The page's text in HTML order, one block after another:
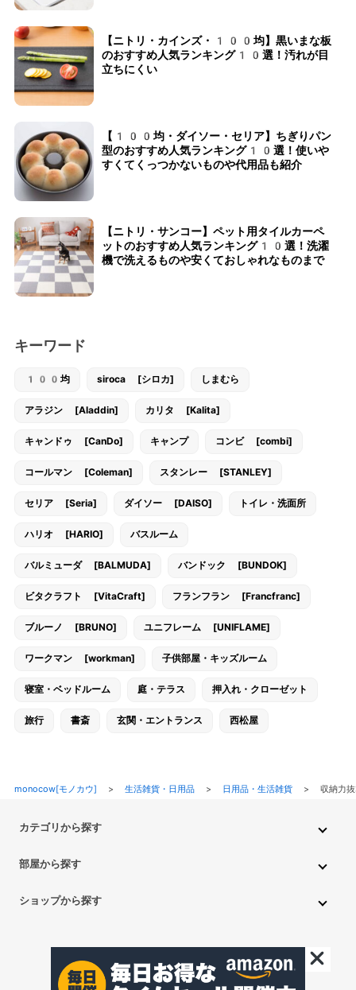
【ニトリ・カインズ・100均】黒いまな板
のおすすめ人気ランキング10選！汚れが目
立ちにくい
【100均・ダイソー・セリア】ちぎりパン
型のおすすめ人気ランキング10選！使いや
すくてくっつかないものや代用品も紹介
【ニトリ・サンコー】ペット用タイルカーペ
ットのおすすめ人気ランキング10選！洗濯
機で洗えるものや安くておしゃれなものまで
キーワード
100均 siroca [シロカ] しまむら
アラジン [Aladdin] カリタ [Kalita]
キャンドゥ [CanDo] キャンプ コンビ [combi]
コールマン [Coleman] スタンレー [STANLEY]
セリア [Seria] ダイソー [DAISO] トイレ・洗面所
ハリオ [HARIO] バスルーム
バルミューダ [BALMUDA] バンドック [BUNDOK]
ビタクラフト [VitaCraft] フランフラン [Francfranc]
ブルーノ [BRUNO] ユニフレーム [UNIFLAME]
ワークマン [workman] 子供部屋・キッズルーム
寝室・ベッドルーム 庭・テラス 押入れ・クローゼット
旅行 書斎 玄関・エントランス 西松屋
monocow[モノカウ] > 生活雑貨・日用品> 日用品・生活雑貨> 収納力
カテゴリから探す
ペット用品 ベビー・キッズ
部屋から探す
トイレ・洗面所 バスルーム 押入れ・クローゼット
玄関・エントランス 庭・テラス/a> 一人暮らし
ショップから探す
アイリスオーヤマ しまむら 西松屋 CanDo
©monocow All Rights Reserved.